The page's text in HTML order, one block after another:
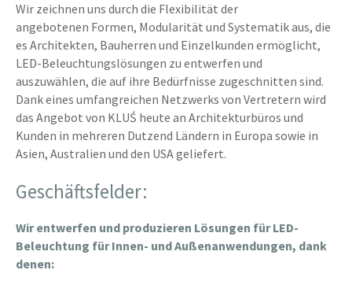
Wir zeichnen uns durch die Flexibilität der
angebotenen Formen, Modularität und Systematik aus, die
es Architekten, Bauherren und Einzelkunden ermöglicht,
LED-Beleuchtungslösungen zu entwerfen und
auszuwählen, die auf ihre Bedürfnisse zugeschnitten sind.
Dank eines umfangreichen Netzwerks von Vertretern wird
das Angebot von KLUŚ heute an Architekturbüros und
Kunden in mehreren Dutzend Ländern in Europa sowie in
Asien, Australien und den USA geliefert.
Geschäftsfelder:
Wir entwerfen und produzieren Lösungen für LED-
Beleuchtung für Innen- und Außenanwendungen, dank
denen: